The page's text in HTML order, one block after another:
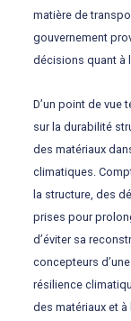
matière de
gouvernement
décisions quant à
D’un point de vue
sur la durabilité
des matériaux
climatiques.
la structure, des
prises pour
d’éviter sa
concepteurs
résilience
des matériaux et à